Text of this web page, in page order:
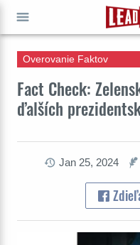
Fact Check:
ďalších
Overovanie Faktov
Jan 25, 2024
ÍSŤ